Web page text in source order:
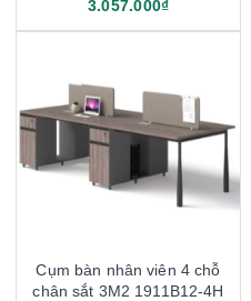
3.057.000₫
Cụm bàn nhân viên 4 chỗ
chân sắt 3M2 1911B12-4H